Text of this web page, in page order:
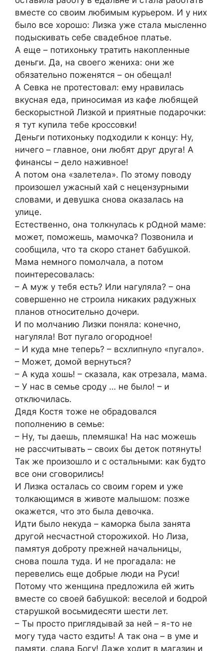
вместе со своим любимым курьером. И у них
было все хорошо: Лизка уже стала мысленно
подыскивать себе свадебное платье.
А еще – потихоньку тратить накопленные
деньги. Да, на своего жениха: они же
обязательно поженятся – он обещал!
А Севка не протестовал: ему нравилась
вкусная еда, приносимая из кафе любящей
бескорыстной Лизкой и приятные подарочки:
я тут купила тебе кроссовки!
Деньги потихоньку подходили к концу: Ну,
ничего – главное, они любят друг друга! А
финансы – дело наживное!
А потом она «залетела». По этому поводу
произошел ужасный хай с нецензурными
словами, и девушка снова оказалась на
улице.
Естественно, она толкнулась к рОдной маме:
может, поможешь, мамочка? Позвонила и
сообщила, что та скоро станет бабушкой.
Мама немного помолчала, а потом
поинтересовалась:
– А муж у тебя есть? Или нагуляла? – она
совершенно не строила никаких радужных
планов относительно дочери.
И по молчанию Лизки поняла: конечно,
нагуляла! Вот пугало огородное!
– И куда мне теперь? – всхлипнуло «пугало».
– Может, домой вернуться?
– А куда хошь! – сказала, как отрезала, мама.
– У нас в семье сроду … не было! – и
отключилась.
Дядя Костя тоже не обрадовался
пополнению в семье:
– Ну, ты даешь, племяшка! На нас можешь
не рассчитывать – своих бы деток потянуть!
Так же произошло и с остальными: как будто
все они сговорились!
И Лизка осталась со своим горем и уже
толкающимся в животе малышом: позже
окажется, что это была девочка.
Идти было некуда – каморка была занята
другой несчастной сторожихой. Но Лиза,
памятуя доброту прежней начальницы,
снова пошла туда. И не прогадала: не
перевелись еще добрые люди на Руси!
Потому что женщина предложила ей жить
вместе со своей бабушкой: веселой и бодрой
старушкой восьмидесяти шести лет.
– Ты просто приглядывай за ней – я-то не
могу туда часто ездить! А так она – в уме и
памяти, слава Богу! Даже ходит в магазин и